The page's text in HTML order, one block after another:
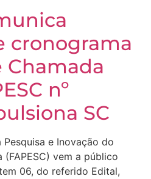
cronograma
Chamada
nº
SC
e Inovação do
vem a público
06, do referido Edital,